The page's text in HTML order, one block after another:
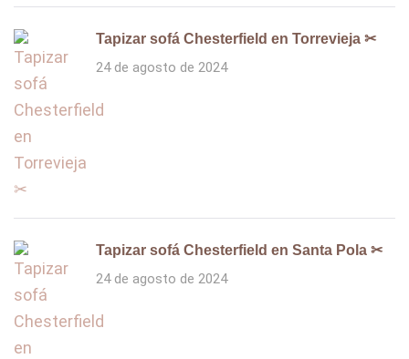
Tapizar sofá Chesterfield en Torrevieja ✂
24 de agosto de 2024
Tapizar sofá Chesterfield en Santa Pola ✂
24 de agosto de 2024